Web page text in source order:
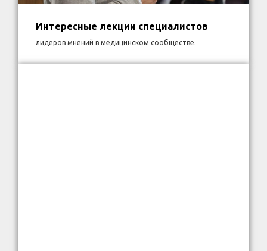
Интересные лекции специалистов
лидеров мнений в медицинском сообществе.